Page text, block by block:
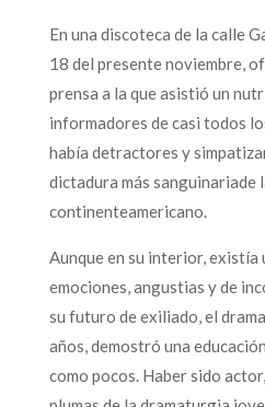
En una discoteca de la calle
18 del presente noviembre,
prensa a la que asistió un
informadores de casi todos
había detractores y
dictadura más sanguinariade
continenteamericano.
Aunque en su interior, existía
emociones, angustias y de
su futuro de exiliado, el
años, demostró una
como pocos. Haber sido